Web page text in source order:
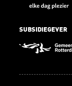
SUBSIDIEGEVER